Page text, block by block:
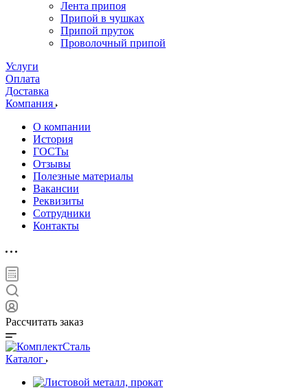
Лента припоя
Припой в чушках
Припой пруток
Проволочный припой
Услуги
Оплата
Доставка
Компания
О компании
История
ГОСТы
Отзывы
Полезные материалы
Вакансии
Реквизиты
Сотрудники
Контакты
Рассчитать заказ
Каталог